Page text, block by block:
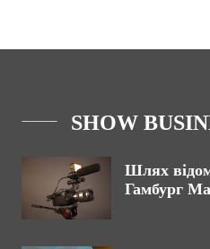
SHOW
Шлях
Гамбург